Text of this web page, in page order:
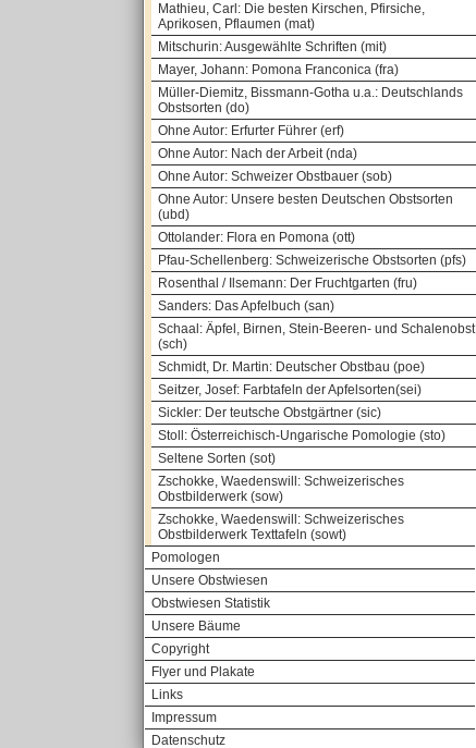
Mathieu, Carl: Die besten Kirschen, Pfirsiche,
Aprikosen, Pflaumen (mat)
Mitschurin: Ausgewählte Schriften (mit)
Mayer, Johann: Pomona Franconica (fra)
Müller-Diemitz, Bissmann-Gotha u.a.: Deutschlands
Obstsorten (do)
Ohne Autor: Erfurter Führer (erf)
Ohne Autor: Nach der Arbeit (nda)
Ohne Autor: Schweizer Obstbauer (sob)
Ohne Autor: Unsere besten Deutschen Obstsorten
(ubd)
Ottolander: Flora en Pomona (ott)
Pfau-Schellenberg: Schweizerische Obstsorten (pfs)
Rosenthal / Ilsemann: Der Fruchtgarten (fru)
Sanders: Das Apfelbuch (san)
Schaal: Äpfel, Birnen, Stein-Beeren- und Schalenobst
(sch)
Schmidt, Dr. Martin: Deutscher Obstbau (poe)
Seitzer, Josef: Farbtafeln der Apfelsorten(sei)
Sickler: Der teutsche Obstgärtner (sic)
Stoll: Österreichisch-Ungarische Pomologie (sto)
Seltene Sorten (sot)
Zschokke, Waedenswill: Schweizerisches
Obstbilderwerk (sow)
Zschokke, Waedenswill: Schweizerisches
Obstbilderwerk Texttafeln (sowt)
Pomologen
Unsere Obstwiesen
Obstwiesen Statistik
Unsere Bäume
Copyright
Flyer und Plakate
Links
Impressum
Datenschutz